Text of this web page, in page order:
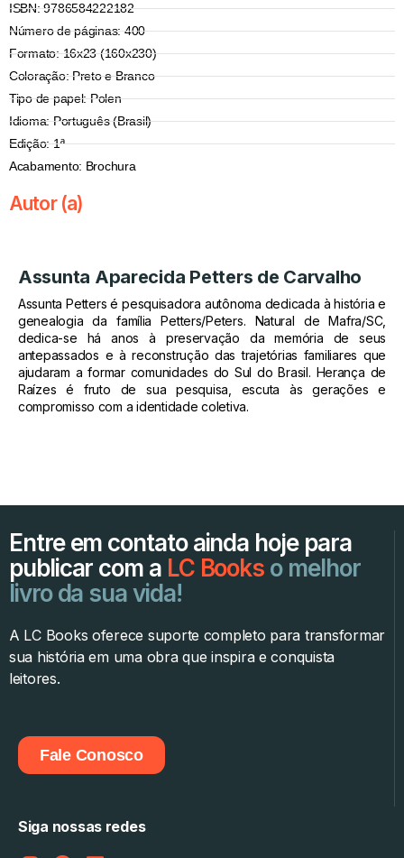
ISBN: 9786584222182
Número de páginas: 400
Formato: 16x23 (160x230)
Coloração: Preto e Branco
Tipo de papel: Polen
Idioma: Português (Brasil)
Edição: 1ª
Acabamento: Brochura
Autor (a)
Assunta Aparecida Petters de Carvalho
Assunta Petters é pesquisadora autônoma dedicada à história e
genealogia da família Petters/Peters. Natural de Mafra/SC,
dedica-se há anos à preservação da memória de seus
antepassados e à reconstrução das trajetórias familiares que
ajudaram a formar comunidades do Sul do Brasil. Herança de
Raízes é fruto de sua pesquisa, escuta às gerações e
compromisso com a identidade coletiva.
Entre em contato ainda hoje para
publicar com a LC Books o melhor
livro da sua vida!
A LC Books oferece suporte completo para transformar
sua história em uma obra que inspira e conquista
leitores.
Fale Conosco
Siga nossas redes